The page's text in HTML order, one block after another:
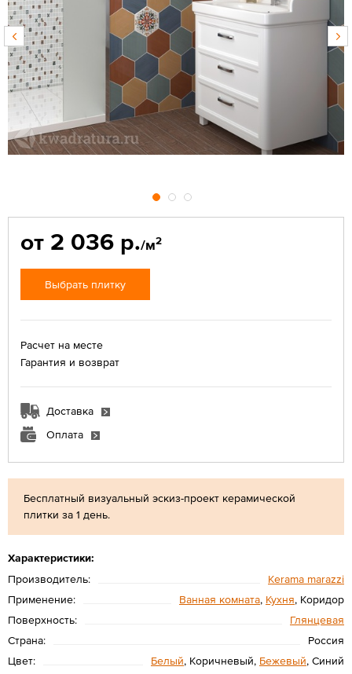
Бесплатный визуальный эскиз-проект керамической
плитки за 1 день.
Характеристики:
Производитель:
Kerama marazzi
Применение:
Ванная комната, Кухня, Коридор
Поверхность:
Глянцевая
Страна:
Россия
Цвет:
Белый, Коричневый, Бежевый, Синий
от 2 036 р./м2
Выбрать плитку
Расчет на месте
Гарантия и возврат
Доставка
Оплата